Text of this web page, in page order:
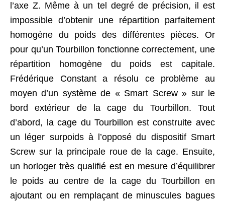
l’axe Z. Même à un tel degré de précision, il est
impossible d’obtenir une répartition parfaitement
homogène du poids des différentes pièces. Or
pour qu’un Tourbillon fonctionne correctement, une
répartition homogène du poids est capitale.
Frédérique Constant a résolu ce problème au
moyen d’un système de « Smart Screw » sur le
bord extérieur de la cage du Tourbillon. Tout
d’abord, la cage du Tourbillon est construite avec
un léger surpoids à l’opposé du dispositif Smart
Screw sur la principale roue de la cage. Ensuite,
un horloger très qualifié est en mesure d’équilibrer
le poids au centre de la cage du Tourbillon en
ajoutant ou en remplaçant de minuscules bagues